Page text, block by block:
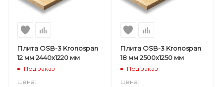
Плита OSB-3 Kronospan
12 мм 2440х1220 мм
Под заказ
Цена:
Плита OSB-3 Kronospan
18 мм 2500х1250 мм
Под заказ
Цена: